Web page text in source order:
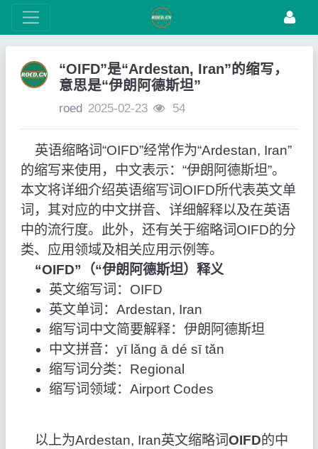
“OIFD”是“Ardestan, Iran”的缩写，
意思是“伊朗阿德斯坦”
roed 2025-02-23 54
英语缩略词“OIFD”经常作为“Ardestan, Iran”
的缩写来使用，中文表示：“伊朗阿德斯坦”。
本文将详细介绍英语缩写词OIFD所代表英文单
词，其对应的中文拼音、详细解释以及在英语
中的流行度。此外，还有关于缩略词OIFD的分
类、应用领域及相关应用示例等。
“OIFD”（“伊朗阿德斯坦）释义
英文缩写词：OIFD
英文单词：Ardestan, Iran
缩写词中文简要解释：伊朗阿德斯坦
中文拼音：yī lǎng ā dé sī tǎn
缩写词分类：Regional
缩写词领域：Airport Codes
以上为Ardestan, Iran英文缩略词OIFD的中